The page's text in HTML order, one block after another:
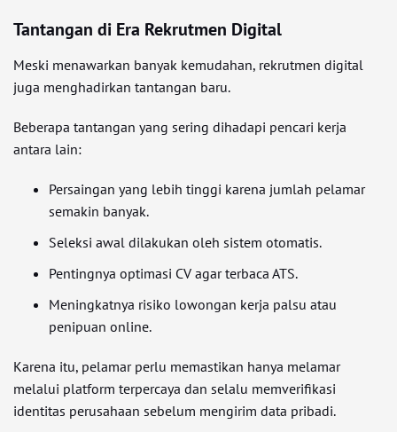
Tantangan di Era Rekrutmen Digital
Meski menawarkan banyak kemudahan, rekrutmen digital
juga menghadirkan tantangan baru.
Beberapa tantangan yang sering dihadapi pencari kerja
antara lain:
Persaingan yang lebih tinggi karena jumlah pelamar
semakin banyak.
Seleksi awal dilakukan oleh sistem otomatis.
Pentingnya optimasi CV agar terbaca ATS.
Meningkatnya risiko lowongan kerja palsu atau
penipuan online.
Karena itu, pelamar perlu memastikan hanya melamar
melalui platform terpercaya dan selalu memverifikasi
identitas perusahaan sebelum mengirim data pribadi.